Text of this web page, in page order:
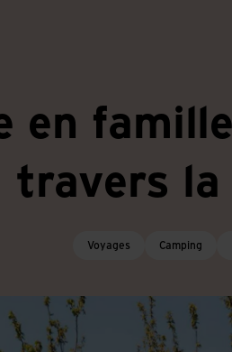
en
travers la
Voyages Camping